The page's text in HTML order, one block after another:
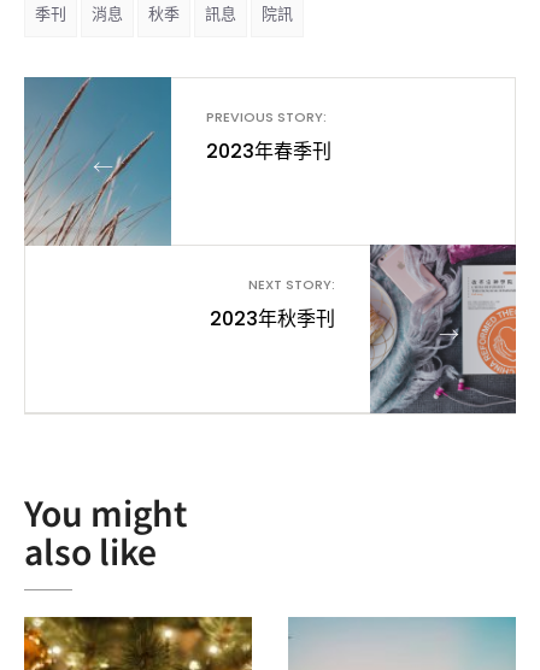
季刊 消息 秋季 訊息 院訊
←
PREVIOUS STORY:
2023年春季刊
→
NEXT STORY:
2023年秋季刊
You might
also like